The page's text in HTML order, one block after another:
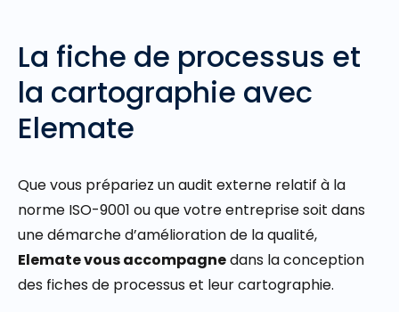
La fiche de processus et
la cartographie avec
Elemate
Que vous prépariez un audit externe relatif à la
norme ISO-9001 ou que votre entreprise soit dans
une démarche d’amélioration de la qualité,
Elemate vous accompagnedans la conception
des fiches de processus et leur cartographie.